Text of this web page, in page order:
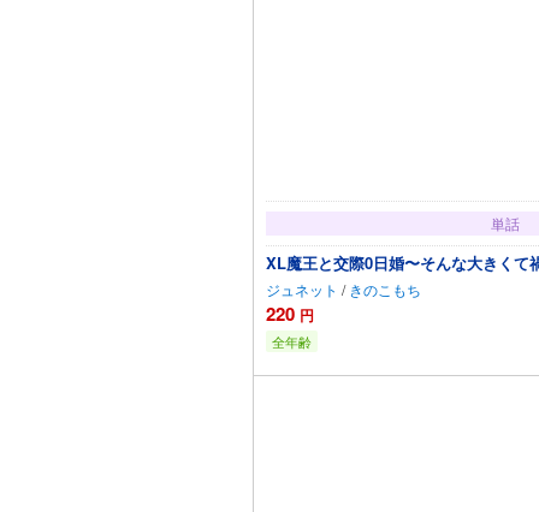
単話
XL魔王と交際0日婚〜そんな大きくて
ジュネット / きのこもち
220 円
全年齢